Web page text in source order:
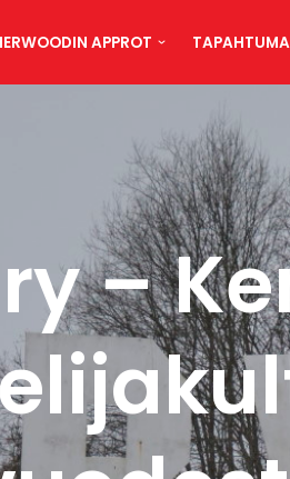
APPROT
ry –